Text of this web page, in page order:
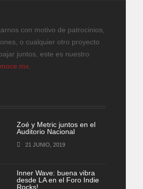
con motivo de patrocinios,
o cualquier otro proyecto
juntos, este es nuestro
Zoé y Metric juntos en el
Auditorio Nacional
21 JUNIO, 2019
Inner Wave: buena vibra
desde LA en el Foro Indie
Rocks!